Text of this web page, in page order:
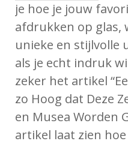
je hoe je jouw
afdrukken op glas,
unieke en stijlvolle
als je echt indruk
zeker het artikel
zo Hoog dat Deze
en Musea Worden
artikel laat zien